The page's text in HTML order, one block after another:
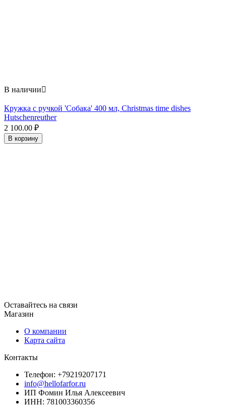
В наличии
Кружка с ручкой 'Собака' 400 мл, Christmas time dishes
Hutschenreuther
2 100.00 ₽
В корзину
Оставайтесь на связи
Магазин
О компании
Карта сайта
Контакты
Телефон: +79219207171
info@hellofarfor.ru
ИП Фомин Илья Алексеевич
ИНН: 781003360356